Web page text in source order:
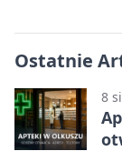
Ostatnie
8